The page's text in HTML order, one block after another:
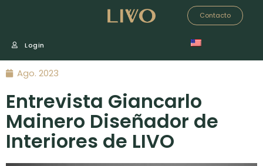
Contacto
Login
Ago. 2023
Entrevista Giancarlo
Mainero Diseñador de
Interiores de LIVO